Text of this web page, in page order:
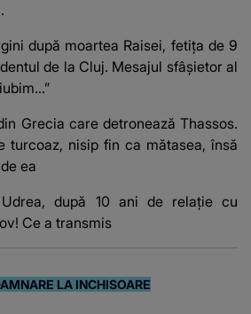
după moartea Raisei, fetița de 9
de la Cluj. Mesajul sfâșietor al
Grecia care detronează Thassos.
turcoaz, nisip fin ca mătasea, însă
ea
după 10 ani de relație cu
Ce a transmis
LA INCHISOARE